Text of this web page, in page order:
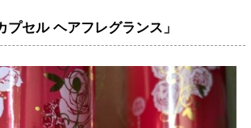
プセル ヘアフレグランス」